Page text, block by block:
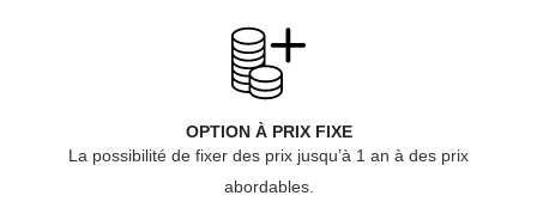
OPTION À PRIX FIXE
La possibilité de fixer des prix jusqu’à 1 an à des prix
abordables.